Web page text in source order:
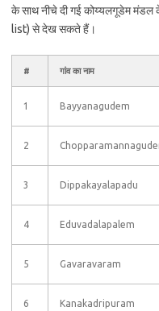
के साथ नीचे दी गई कोय्यलगूडेम
list) से देख सकते हैं।
# गांव का नाम
1 Bayyanagudem
2
3 Dippakayalapadu
4 Eduvadalapalem
5 Gavaravaram
6 Kanakadripuram